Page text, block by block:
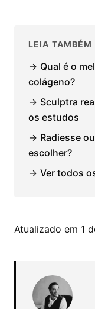
LEIA TAMBÉM
→ Qual é o
colágeno?
→ Sculptra
os estudos
→ Radiesse
escolher?
→ Ver todos
Atualizado em 1